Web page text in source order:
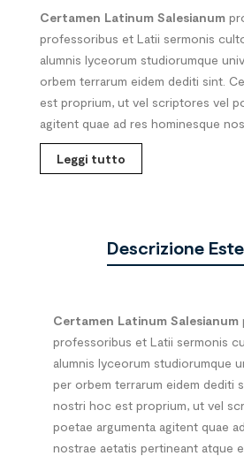
Certamen Latinum Salesianum
professoribus et Latii sermonis
alumnis lyceorum studiorumque
orbem terrarum eidem dediti sint.
est proprium, ut vel scriptores vel
agitent quae ad res hominesque
Leggi tutto
Descrizione
Certamen Latinum Salesianum
professoribus et Latii sermonis
alumnis lyceorum studiorumque
per orbem terrarum eidem dediti
nostri hoc est proprium, ut vel
poetae argumenta agitent quae
nostrae aetatis pertineant atque